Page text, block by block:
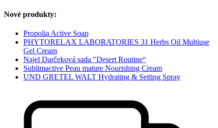
Nové produkty:
Propolia Active Soap
PHYTORELAX LABORATORIES 31 Herbs Oil Multiuse
Gel Cream
Najel Darčeková sada "Desert Routine“
Sublimactive Peau mature Nourishing Cream
UND GRETEL WALT Hydrating & Setting Spray